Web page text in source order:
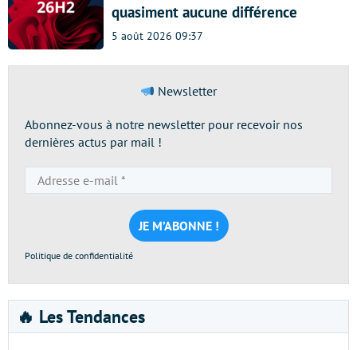
quasiment aucune différence
5 août 2026 09:37
Newsletter
Abonnez-vous à notre newsletter pour recevoir nos
dernières actus par mail !
e-
mail
*
Politique de confidentialité
🔥 Les Tendances